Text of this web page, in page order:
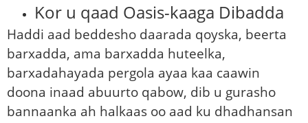
Kor u qaad Oasis-kaaga Dibadda
Haddi aad beddesho daarada qoyska, beerta
barxadda, ama barxadda huteelka,
barxadahayada pergola ayaa kaa caawin
doona inaad abuurto qabow, dib u gurasho
bannaanka ah halkaas oo aad ku dhadhansan